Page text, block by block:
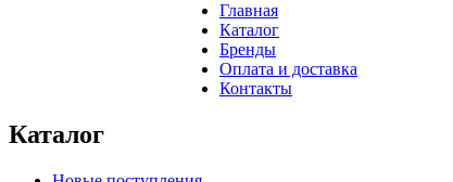
Главная
Каталог
Бренды
Оплата и доставка
Контакты
Каталог